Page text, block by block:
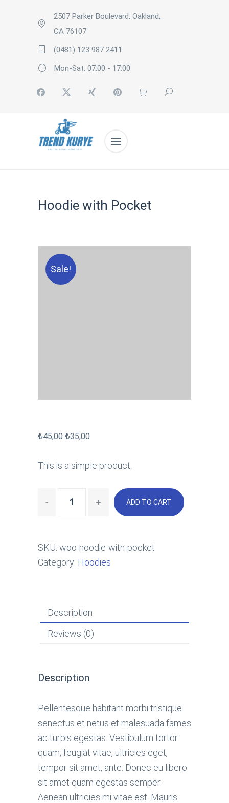
2507 Parker Boulevard, Oakland,
CA 76107
(0481) 123 987 2411
Mon-Sat: 07:00 - 17:00
Hoodie with Pocket
Sale!
₺45,00 ₺35,00
This is a simple product.
ADD TO CART
SKU: woo-hoodie-with-pocket
Category: Hoodies
Description
Reviews (0)
Description
Pellentesque habitant morbi tristique
senectus et netus et malesuada fames
ac turpis egestas. Vestibulum tortor
quam, feugiat vitae, ultricies eget,
tempor sit amet, ante. Donec eu libero
sit amet quam egestas semper.
Aenean ultricies mi vitae est. Mauris